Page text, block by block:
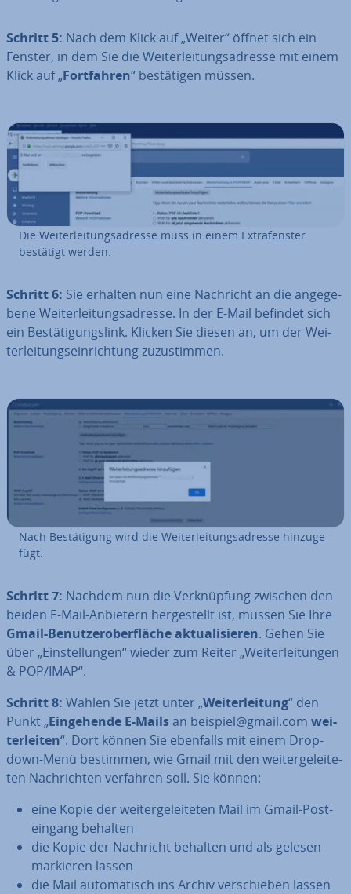
Schritt 5: Nach dem Klick auf „Weiter“ öffnet sich ein
Fenster, in dem Sie die Wei­ter­lei­tungs­adres­se mit einem
Klick auf „Fort­fah­ren“ be­stä­ti­gen müssen.
Die Wei­ter­lei­tungs­adres­se muss in einem Ex­tra­fens­ter
bestätigt werden.
Schritt 6: Sie erhalten nun eine Nachricht an die an­ge­ge­
be­ne Wei­ter­lei­tungs­adres­se. In der E-Mail befindet sich
ein Be­stä­ti­gungs­link. Klicken Sie diesen an, um der Wei­
ter­lei­tungs­ein­rich­tung zu­zu­stim­men.
Nach Be­stä­ti­gung wird die Wei­ter­lei­tungs­adres­se hin­zu­ge­
fügt.
Schritt 7: Nachdem nun die Ver­knüp­fung zwischen den
beiden E-Mail-Anbietern her­ge­stellt ist, müssen Sie Ihre
Gmail-Be­nut­zer­ober­flä­che ak­tua­li­sie­ren. Gehen Sie
über „Ein­stel­lun­gen“ wieder zum Reiter „Wei­ter­lei­tun­gen
& POP/IMAP“.
Schritt 8: Wählen Sie jetzt unter „Wei­ter­lei­tung“ den
Punkt „Ein­ge­hen­de E-Mailsan beispiel@gmail.com wei­
ter­lei­ten“. Dort können Sie ebenfalls mit einem Drop-
down-Menü bestimmen, wie Gmail mit den wei­ter­ge­lei­te­
ten Nach­rich­ten verfahren soll. Sie können:
eine Kopie der wei­ter­ge­lei­te­ten Mail im Gmail-Post­
ein­gang behalten
die Kopie der Nachricht behalten und als gelesen
markieren lassen
die Mail au­to­ma­tisch ins Archiv ver­schie­ben lassen